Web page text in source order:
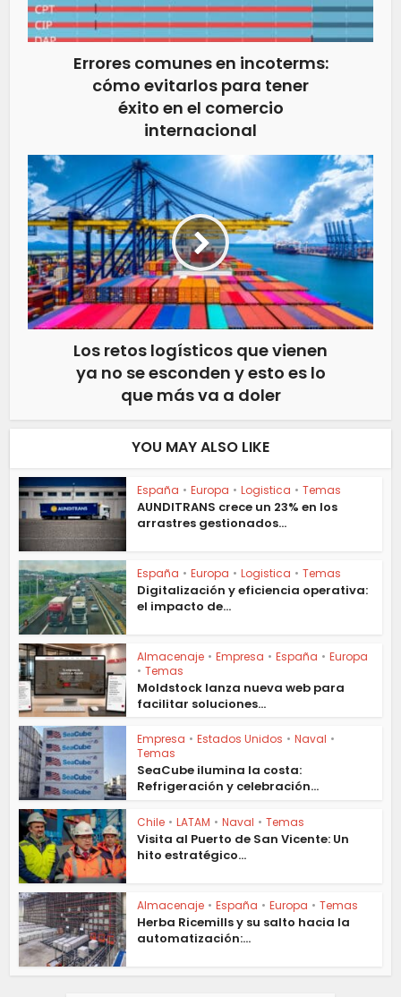
Errores comunes en incoterms:
cómo evitarlos para tener
éxito en el comercio
internacional
Los retos logísticos que vienen
ya no se esconden y esto es lo
que más va a doler
YOU MAY ALSO LIKE
España • Europa • Logistica • Temas
AUNDITRANS crece un 23% en los
arrastres gestionados...
España • Europa • Logistica • Temas
Digitalización y eficiencia operativa:
el impacto de...
Almacenaje • Empresa • España • Europa
• Temas
Moldstock lanza nueva web para
facilitar soluciones...
Empresa • Estados Unidos • Naval •
Temas
SeaCube ilumina la costa:
Refrigeración y celebración...
Chile • LATAM • Naval • Temas
Visita al Puerto de San Vicente: Un
hito estratégico...
Almacenaje • España • Europa • Temas
Herba Ricemills y su salto hacia la
automatización:...